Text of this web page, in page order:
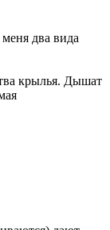
два вида
крылья. Дышат